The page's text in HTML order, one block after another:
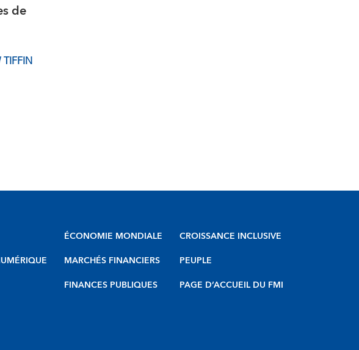
de
ÉCONOMIE MONDIALE
MARCHÉS FINANCIERS
FINANCES PUBLIQUES
CROISSANCE INCLUSIVE
PEUPLE
PAGE D’ACCUEIL DU FMI